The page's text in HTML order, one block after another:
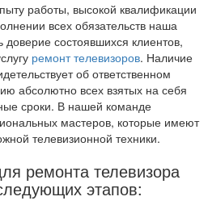
работы, высокой квалификации
всех обязательств наша
состоявшихся клиентов,
ремонт телевизоров. Наличие
об ответственном
абсолютно всех взятых на себя
сроки. В нашей команде
мастеров, которые имеют
телевизионной техники.
ремонта телевизора
этапов: